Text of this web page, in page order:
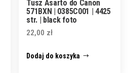
Tusz Asarto do Canon
571BXN | 0385C001 | 4425
str. | black foto
22,00 zł
Dodaj do koszyka